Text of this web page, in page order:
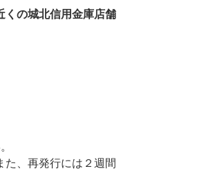
くの城北信用金庫店舗
、再発行には２週間